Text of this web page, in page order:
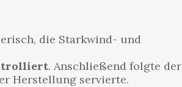
die Starkwind- und
. Anschließend folgte der
Herstellung servierte.